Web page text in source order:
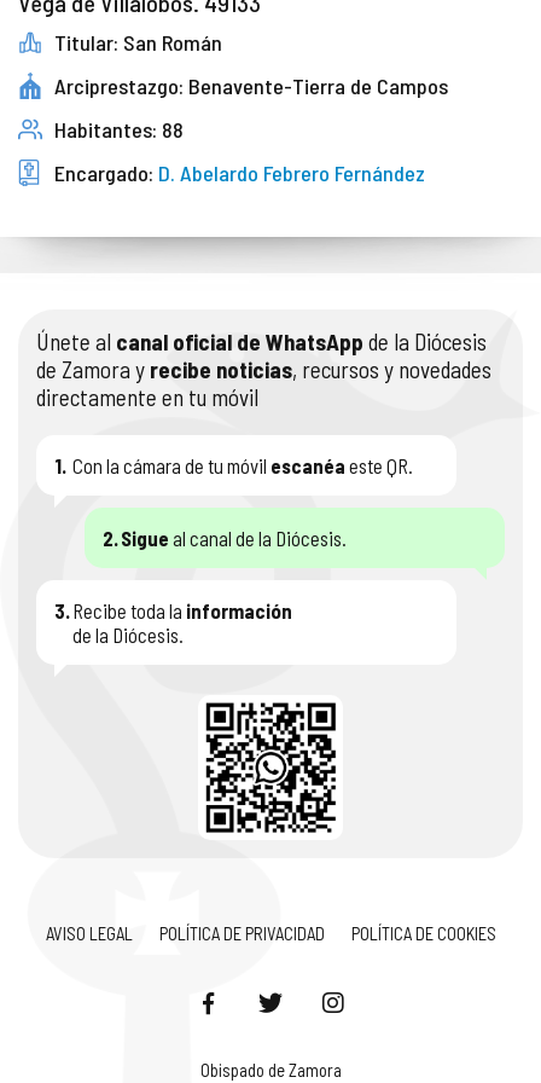
Titular: San Román
Arciprestazgo: Benavente-Tierra de Campos
Habitantes: 88
Encargado: D. Abelardo Febrero Fernández
Únete al canal oficial de WhatsApp de la Diócesis
de Zamora y recibe noticias, recursos y novedades
directamente en tu móvil
1. Con la cámara de tu móvil escanéa este QR.
2.Sigue al canal de la Diócesis.
3.Recibe toda la información
de la Diócesis.
AVISO LEGAL POLÍTICA DE PRIVACIDAD POLÍTICA DE COOKIES
Obispado de Zamora